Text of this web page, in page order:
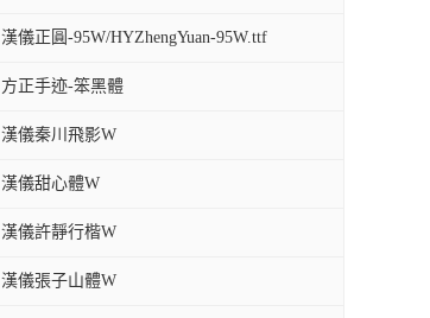
漢儀正圓-95W/HYZhengYuan-95W.ttf
方正手迹-笨黑體
漢儀秦川飛影W
漢儀甜心體W
漢儀許靜行楷W
漢儀張子山體W